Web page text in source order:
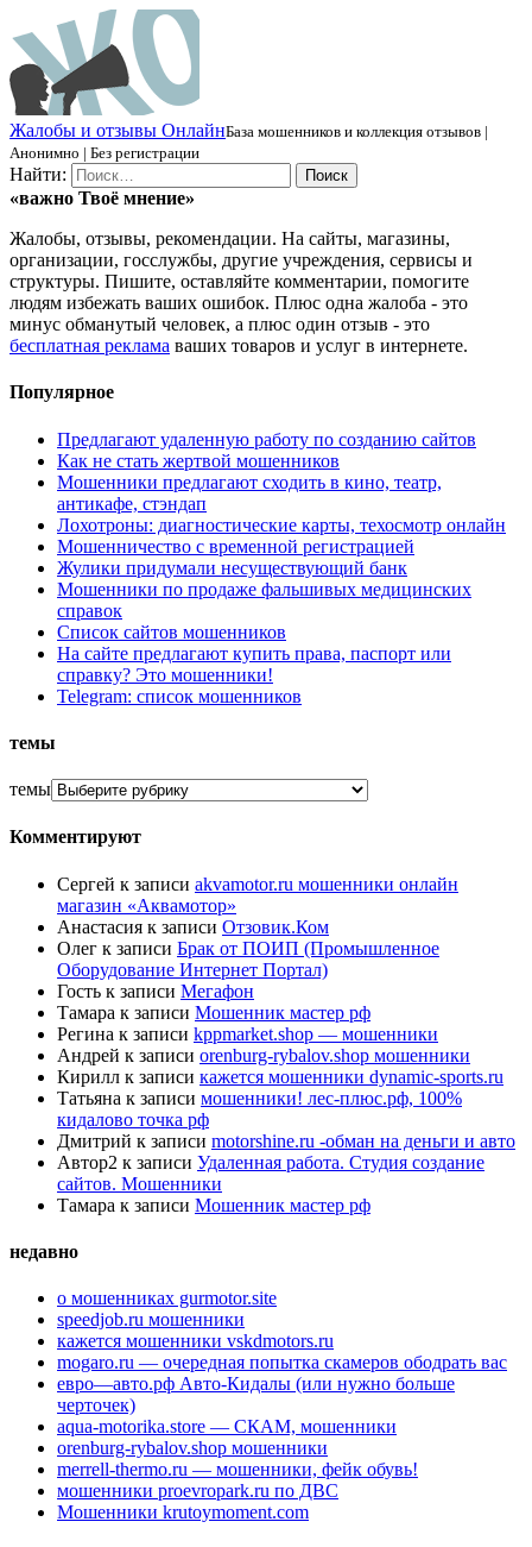
Жалобы и отзывы ОнлайнБаза мошенников и коллекция отзывов |
Анонимно | Без регистрации
Найти:
«важно Твоё мнение»
Жалобы, отзывы, рекомендации. На сайты, магазины,
организации, госслужбы, другие учреждения, сервисы и
структуры. Пишите, оставляйте комментарии, помогите
людям избежать ваших ошибок. Плюс одна жалоба - это
минус обманутый человек, а плюс один отзыв - это
бесплатная реклама ваших товаров и услуг в интернете.
Популярное
Предлагают удаленную работу по созданию сайтов
Как не стать жертвой мошенников
Мошенники предлагают сходить в кино, театр,
антикафе, стэндап
Лохотроны: диагностические карты, техосмотр онлайн
Мошенничество с временной регистрацией
Жулики придумали несуществующий банк
Мошенники по продаже фальшивых медицинских
справок
Список сайтов мошенников
На сайте предлагают купить права, паспорт или
справку? Это мошенники!
Telegram: список мошенников
темы
темы
Комментируют
Сергей к записи akvamotor.ru мошенники онлайн
магазин «Аквамотор»
Анастасия к записи Отзовик.Ком
Олег к записи Брак от ПОИП (Промышленное
Оборудование Интернет Портал)
Гость к записи Мегафон
Тамара к записи Мошенник мастер рф
Регина к записи kppmarket.shop — мошенники
Андрей к записи orenburg-rybalov.shop мошенники
Кирилл к записи кажется мошенники dynamic-sports.ru
Татьяна к записи мошенники! лес-плюс.рф, 100%
кидалово точка рф
Дмитрий к записи motorshine.ru -обман на деньги и авто
Автор2 к записи Удаленная работа. Студия создание
сайтов. Мошенники
Тамара к записи Мошенник мастер рф
недавно
о мошенниках gurmotor.site
speedjob.ru мошенники
кажется мошенники vskdmotors.ru
mogaro.ru — очередная попытка скамеров ободрать вас
евро—авто.рф Авто-Кидалы (или нужно больше
черточек)
aqua-motorika.store — СКАМ, мошенники
orenburg-rybalov.shop мошенники
merrell-thermo.ru — мошенники, фейк обувь!
мошенники proevropark.ru по ДВС
Мошенники krutoymoment.com